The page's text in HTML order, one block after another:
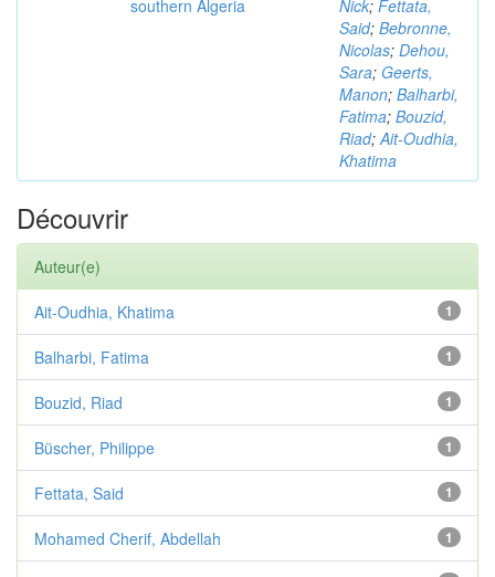
southern Algeria
Nick; Fettata,
Said; Bebronne,
Nicolas; Dehou,
Sara; Geerts,
Manon; Balharbi,
Fatima; Bouzid,
Riad;Ait-Oudhia,
Khatima
Découvrir
Auteur(e)
1
Ait-Oudhia, Khatima
1
Balharbi, Fatima
1
Bouzid, Riad
1
Büscher, Philippe
1
Fettata, Said
1
Mohamed Cherif, Abdellah